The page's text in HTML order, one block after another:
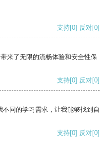
支持[0] 反对[0]
来了无限的流畅体验和安全性保
支持[0] 反对[0]
同的学习需求，让我能够找到自
支持[0] 反对[0]